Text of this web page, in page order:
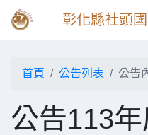
彰化縣社頭
首頁 公告列表 公告
公告113